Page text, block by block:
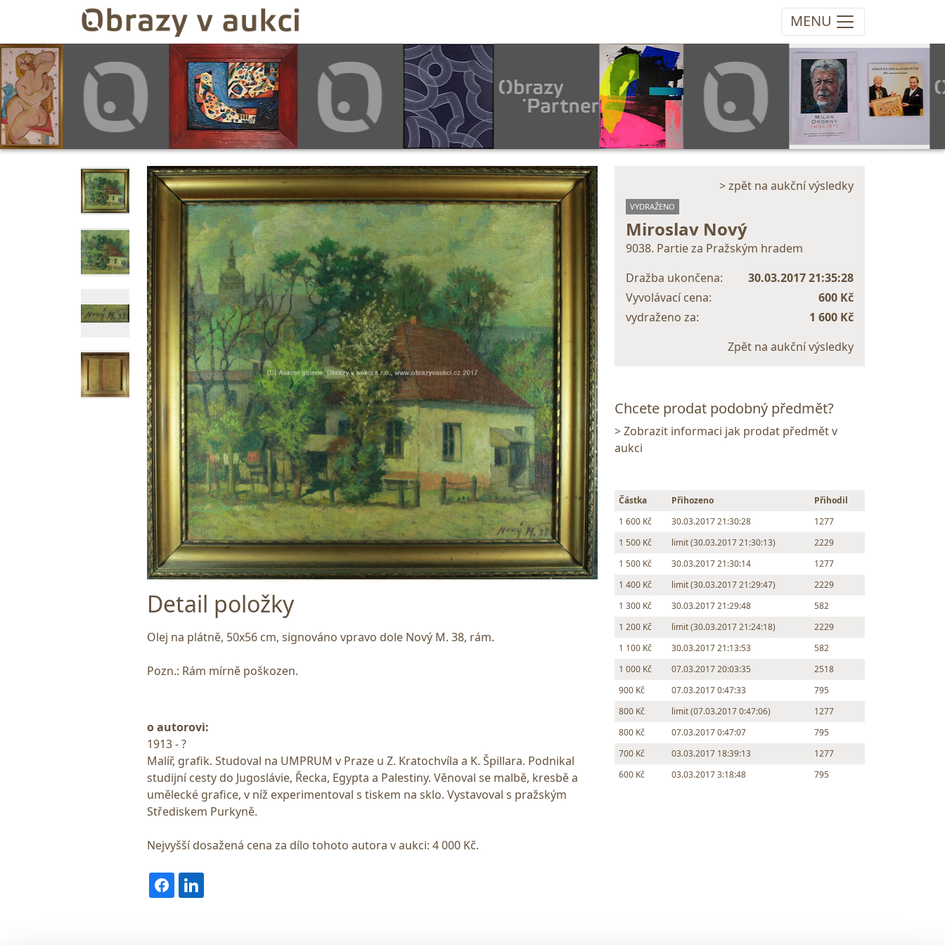
MENU
Detail položky
Olej na plátně, 50x56 cm, signováno vpravo dole Nový M. 38, rám.
Pozn.: Rám mírně poškozen.
o autorovi:
1913 - ?
Malíř, grafik. Studoval na UMPRUM v Praze u Z. Kratochvíla a K. Špillara. Podnikal
studijní cesty do Jugoslávie, Řecka, Egypta a Palestiny. Věnoval se malbě, kresbě a
umělecké grafice, v níž experimentoval s tiskem na sklo. Vystavoval s pražským
Střediskem Purkyně.
Nejvyšší dosažená cena za dílo tohoto autora v aukci: 4 000 Kč.
> zpět na aukční výsledky
VYDRAŽENO
Miroslav Nový
9038. Partie za Pražským hradem
Dražba ukončena:
30.03.2017 21:35:28
Vyvolávací cena:
600 Kč
vydraženo za:
1 600 Kč
Zpět na aukční výsledky
Chcete prodat podobný předmět?
> Zobrazit informaci jak prodat předmět v
aukci
Částka Přihozeno
Přihodil
1 600 Kč
30.03.2017 21:30:28
1277
1 500 Kč
limit (30.03.2017 21:30:13)
2229
1 500 Kč
30.03.2017 21:30:14
1277
1 400 Kč
limit (30.03.2017 21:29:47)
2229
1 300 Kč
30.03.2017 21:29:48
582
1 200 Kč
limit (30.03.2017 21:24:18)
2229
1 100 Kč
30.03.2017 21:13:53
582
1 000 Kč
07.03.2017 20:03:35
2518
900 Kč
07.03.2017 0:47:33
795
800 Kč
limit (07.03.2017 0:47:06)
1277
800 Kč
07.03.2017 0:47:07
795
700 Kč
03.03.2017 18:39:13
1277
600 Kč
03.03.2017 3:18:48 795